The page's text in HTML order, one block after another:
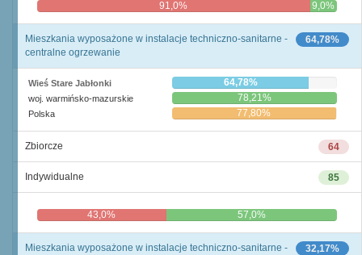
91,0% 9,0%
64,78%
Mieszkania wyposażone w instalacje techniczno-sanitarne -
centralne ogrzewanie
Wieś Stare Jabłonki 64,78%
woj. warmińsko-mazurskie 78,21%
Polska 77,80%
64
Zbiorcze
85
Indywidualne
43,0% 57,0%
32,17%
Mieszkania wyposażone w instalacje techniczno-sanitarne -